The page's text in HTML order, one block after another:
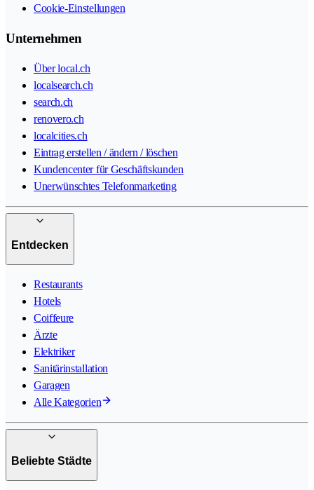
Cookie-Einstellungen
Unternehmen
Über local.ch
localsearch.ch
search.ch
renovero.ch
localcities.ch
Eintrag erstellen / ändern / löschen
Kundencenter für Geschäftskunden
Unerwünschtes Telefonmarketing
Entdecken
Restaurants
Hotels
Coiffeure
Ärzte
Elektriker
Sanitärinstallation
Garagen
Alle Kategorien
Beliebte Städte